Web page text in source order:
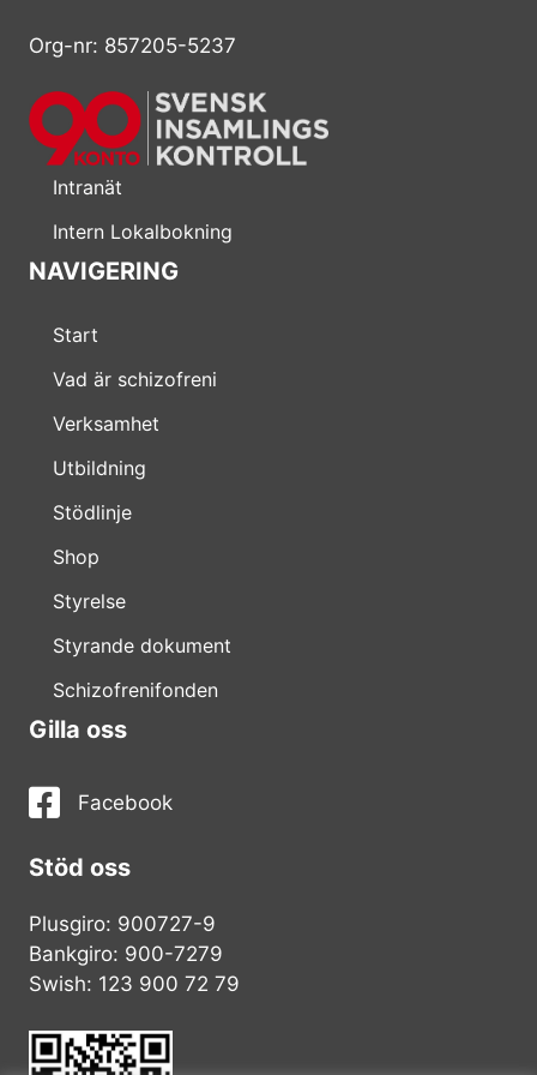
Org-nr: 857205-5237
Intranät
Intern Lokalbokning
NAVIGERING
Start
Vad är schizofreni
Verksamhet
Utbildning
Stödlinje
Shop
Styrelse
Styrande dokument
Schizofrenifonden
Gilla oss
Facebook
Stöd oss
Plusgiro: 900727-9
Bankgiro: 900-7279
Swish: 123 900 72 79